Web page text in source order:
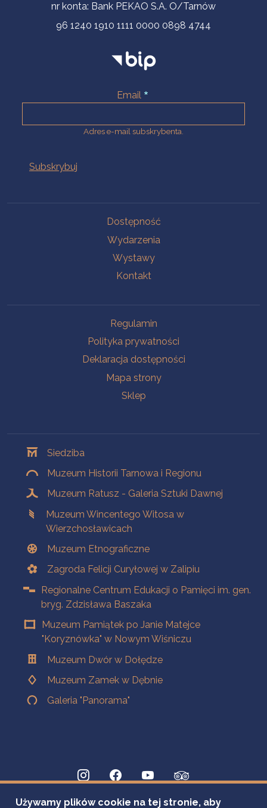
nr konta: Bank PEKAO S.A. O/Tarnów
96 1240 1910 1111 0000 0898 4744
Email
Adres e-mail subskrybenta.
Dostępność
Wydarzenia
Wystawy
Kontakt
Regulamin
Polityka prywatności
Deklaracja dostępności
Mapa strony
Sklep
Siedziba
Muzeum Historii Tarnowa i Regionu
Muzeum Ratusz - Galeria Sztuki Dawnej
Muzeum Wincentego Witosa w
Wierzchosławicach
Muzeum Etnograficzne
Zagroda Felicji Curyłowej w Zalipiu
Regionalne Centrum Edukacji o Pamięci im. gen.
bryg. Zdzisława Baszaka
Muzeum Pamiątek po Janie Matejce
"Koryznówka" w Nowym Wiśniczu
Muzeum Dwór w Dołędze
Muzeum Zamek w Dębnie
Galeria "Panorama"
Używamy plików cookie na tej stronie, aby